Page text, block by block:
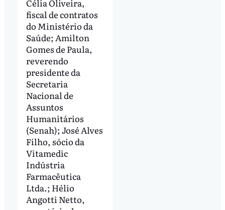
Célia Oliveira,
fiscal de contratos
do Ministério da
Saúde; Amilton
Gomes de Paula,
reverendo
presidente da
Secretaria
Nacional de
Assuntos
Humanitários
(Senah); José Alves
Filho, sócio da
Vitamedic
Indústria
Farmacêutica
Ltda.; Hélio
Angotti Netto,